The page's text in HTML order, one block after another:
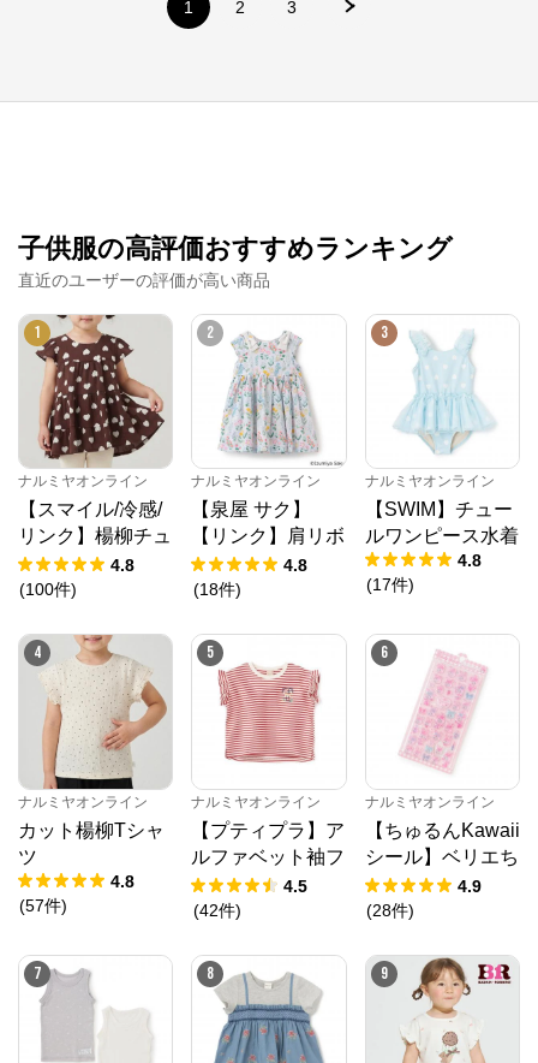
1 2 3
子供服の高評価おすすめランキング
直近のユーザーの評価が高い商品
1
ナルミヤオンライン
【スマイル/冷感/
リンク】楊柳チュ
ニック
4.8
(100件)
2
ナルミヤオンライン
【泉屋 サク】
【リンク】肩リボ
ンフラワーキャッ
トワンピース
4.8
(18件)
3
ナルミヤオンライン
【SWIM】チュー
ルワンピース水着
4.8
(17件)
4
ナルミヤオンライン
カット楊柳Tシャ
ツ
4.8
(57件)
5
ナルミヤオンライン
【プティプラ】ア
ルファベット袖フ
リルTシャツ
4.5
(42件)
6
ナルミヤオンライン
【ちゅるんKawaii
シール】ベリエち
ゃん
4.9
(28件)
7 8 9
公式ECサイト
※外部サイトが開きます
ナルミヤオンラインからのコメント
ナルミヤオンライン公式通販ショップ。人気子供服メ
ゾピアノ、プティマイン、ラブトキシック、アナスイ
ミニ等、全ブランド、全商品をご覧いただけます。